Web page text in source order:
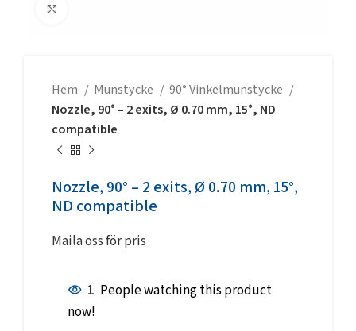
Hem Munstycke
90° Vinkelmunstycke
Nozzle, 90° – 2 exits, Ø 0.70 mm, 15°, ND
compatible
Nozzle, 90° – 2 exits, Ø 0.70 mm, 15°,
ND compatible
Maila oss för pris
1 People watching this product
now!